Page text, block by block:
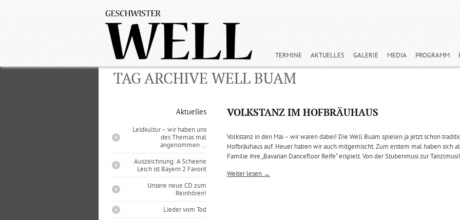
TERMINE AKTUELLES GALERIE MEDIA PROGRAMM
TAG ARCHIVE WELL BUAM
VOLKSTANZ IM HOFBRÄUHAUS
Volkstanz in den Mai – wir waren dabei! Die Well Buam spielen ja jetzt schon
Hofbräuhaus auf. Heuer haben wir auch mitgemischt. Zum erstem mal haben sich
Familie ihre „Bavarian Dancefloor Reife“ erspielt. Von der Stubenmusi zur
Weiter lesen →
Aktuelles
Leidkultur – wir haben uns
des Themas mal
angenommen …
Auszeichnung: A Scheene
Leich ist Bayern 2 Favorit
Unsere neue CD zum
Reinhören!
Lieder vom Tod